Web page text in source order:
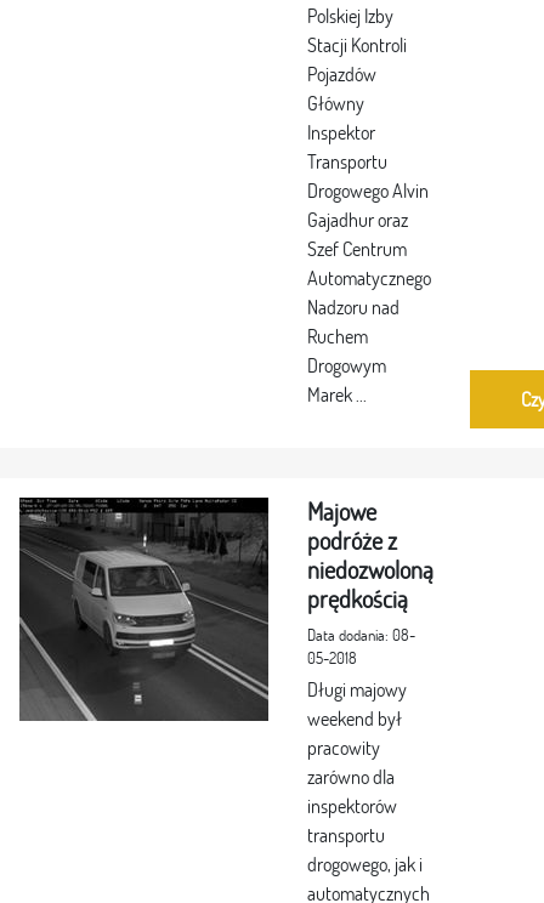
Polskiej Izby
Stacji Kontroli
Pojazdów
Główny
Inspektor
Transportu
Drogowego Alvin
Gajadhur oraz
Szef Centrum
Automatycznego
Nadzoru nad
Ruchem
Drogowym
Marek ...
Majowe
podróże z
niedozwoloną
prędkością
Data dodania: 08-
05-2018
Długi majowy
weekend był
pracowity
zarówno dla
inspektorów
transportu
drogowego, jak i
automatycznych